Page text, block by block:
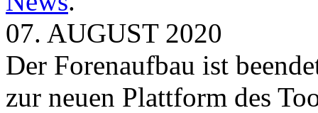
07. AUGUST 2020
Der Forenaufbau ist
zur neuen Plattform des